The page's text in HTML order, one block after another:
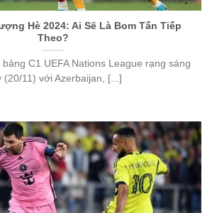
Hè 2024: Ai Sẽ Là Bom Tấn Tiếp
Theo?
C1 UEFA Nations League rạng sáng
(20/11) với Azerbaijan, [...]